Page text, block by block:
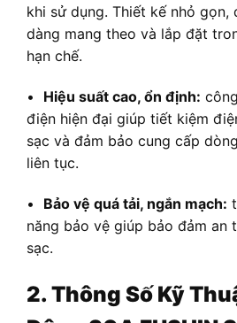
khi sử dụng. Thiết kế nhỏ gọn,
dàng mang theo và lắp đặt
hạn chế.
• Hiệu suất cao, ổn định:
điện hiện đại giúp tiết kiệm
sạc và đảm bảo cung cấp
liên tục.
• Bảo vệ quá tải, ngắn mạch:
năng bảo vệ giúp bảo đảm an
sạc.
2. Thông Số Kỹ